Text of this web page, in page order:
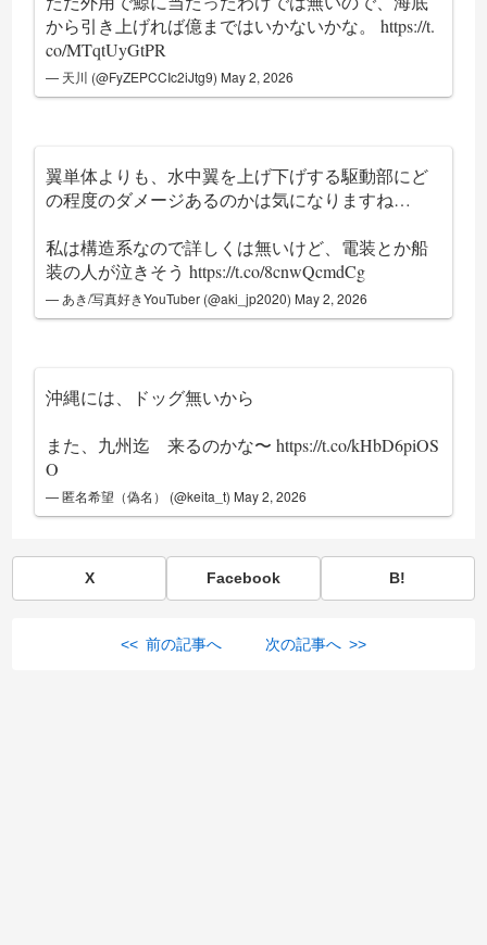
から引き上げれば億まではいかないかな。https://t.
co/MTqtUyGtPR
— 天川 (@FyZEPCCIc2iJtg9) May 2, 2026
翼単体よりも、水中翼を上げ下げする駆動部にど
の程度のダメージあるのかは気になりますね…
私は構造系なので詳しくは無いけど、電装とか船
装の人が泣きそうhttps://t.co/8cnwQcmdCg
— あき/写真好きYouTuber (@aki_jp2020) May 2, 2026
沖縄には、ドッグ無いから
また、九州迄 来るのかな〜https://t.co/kHbD6piOS
O
— 匿名希望（偽名） (@keita_t) May 2, 2026
X Facebook B!
<< 前の記事へ 次の記事へ >>